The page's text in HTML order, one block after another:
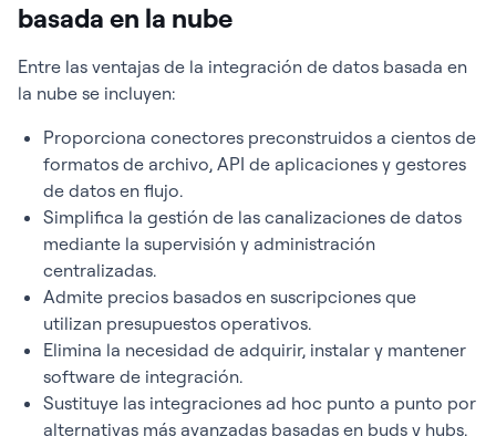
basada en la nube
Entre las ventajas de la integración de datos basada en
la nube se incluyen:
Proporciona conectores preconstruidos a cientos de
formatos de archivo, API de aplicaciones y gestores
de datos en flujo.
Simplifica la gestión de las canalizaciones de datos
mediante la supervisión y administración
centralizadas.
Admite precios basados en suscripciones que
utilizan presupuestos operativos.
Elimina la necesidad de adquirir, instalar y mantener
software de integración.
Sustituye las integraciones ad hoc punto a punto por
alternativas más avanzadas basadas en buds y hubs.